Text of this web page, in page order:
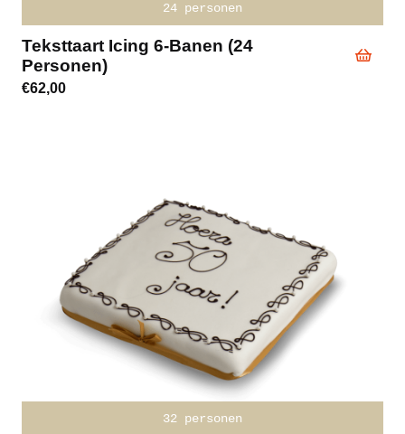
24 personen
Teksttaart Icing 6-Banen (24
Personen)
€62,00
32 personen